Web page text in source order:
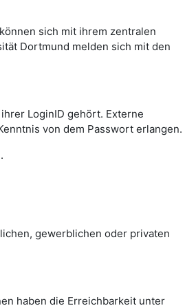
sich mit ihrem zentralen
Dortmund melden sich mit den
LoginID gehört. Externe
von dem Passwort erlangen.
gewerblichen oder privaten
haben die Erreichbarkeit unter